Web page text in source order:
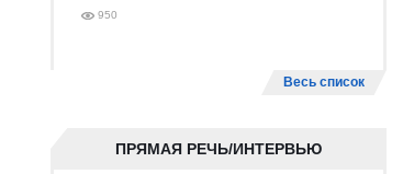
950
Весь список
ПРЯМАЯ РЕЧЬ/ИНТЕРВЬЮ